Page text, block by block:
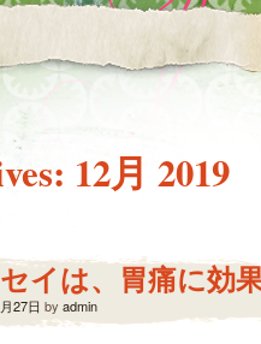
12月 2019
イは、胃痛に効
27日 by admin